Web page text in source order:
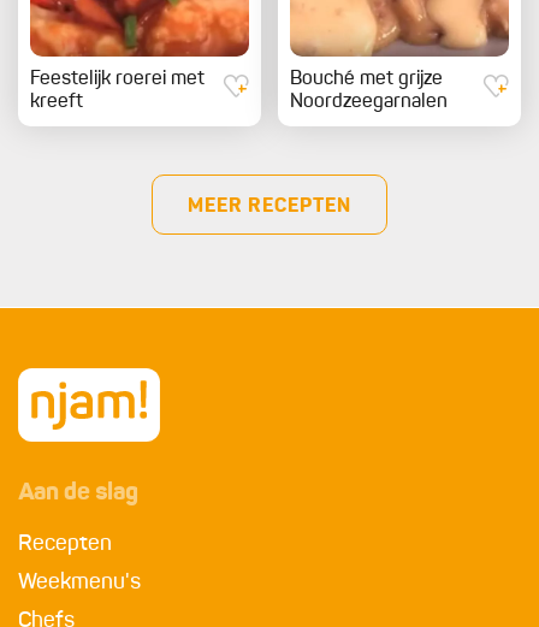
Feestelijk roerei met
kreeft
Bouché met grijze
Noordzeegarnalen
MEER RECEPTEN
Aan de slag
Recepten
Weekmenu's
Chefs